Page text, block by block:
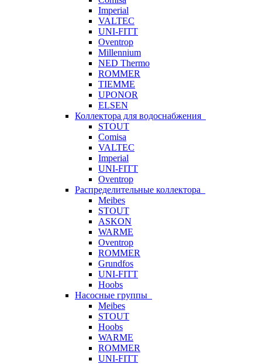
Imperial
VALTEC
UNI-FITT
Oventrop
Millennium
NED Thermo
ROMMER
TIEMME
UPONOR
ELSEN
Коллектора для водоснабжения
STOUT
Comisa
VALTEC
Imperial
UNI-FITT
Oventrop
Распределительные коллектора
Meibes
STOUT
ASKON
WARME
Oventrop
ROMMER
Grundfos
UNI-FITT
Hoobs
Насосные группы
Meibes
STOUT
Hoobs
WARME
ROMMER
UNI-FITT